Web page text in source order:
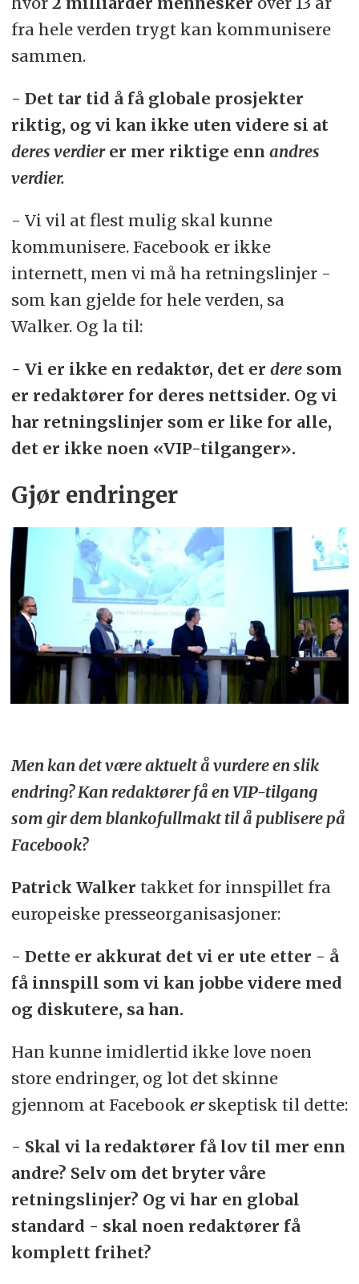
fra hele verden trygt kan kommunisere
sammen.
- Det tar tid å få globale prosjekter
riktig, og vi kan ikke uten videre si at
deres verdierer mer riktige enn andres
verdier.
- Vi vil at flest mulig skal kunne
kommunisere. Facebook er ikke
internett, men vi må ha retningslinjer -
som kan gjelde for hele verden, sa
Walker. Og la til:
- Vi er ikke en redaktør, det er deresom
er redaktører for deres nettsider. Og vi
har retningslinjer som er like for alle,
det er ikke noen «VIP-tilganger».
Gjør endringer
Men kan det være aktuelt å vurdere en slik
endring? Kan redaktører få en VIP-tilgang
som gir dem blankofullmakt til å publisere på
Facebook?
Patrick Walker takket for innspillet fra
europeiske presseorganisasjoner:
- Dette er akkurat det vi er ute etter - å
få innspill som vi kan jobbe videre med
og diskutere, sa han.
Han kunne imidlertid ikke love noen
store endringer, og lot det skinne
gjennom at Facebook erskeptisk til dette:
- Skal vi la redaktører få lov til mer enn
andre? Selv om det bryter våre
retningslinjer? Og vi har en global
standard - skal noen redaktører få
komplett frihet?